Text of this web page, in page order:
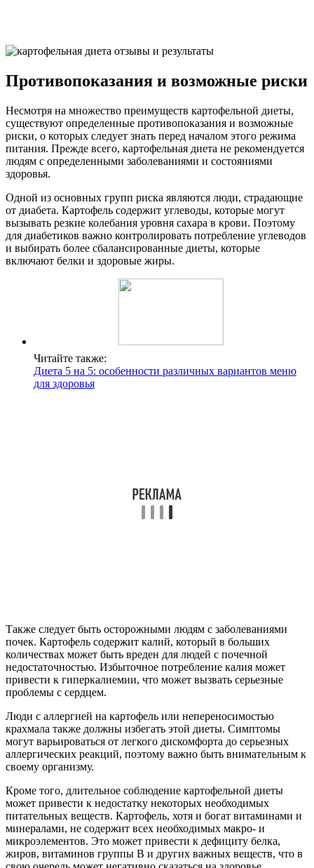
Противопоказания и возможные риски
Несмотря на множество преимуществ картофельной диеты,
существуют определенные противопоказания и возможные
риски, о которых следует знать перед началом этого режима
питания. Прежде всего, картофельная диета не рекомендуется
людям с определенными заболеваниями и состояниями
здоровья.
Одной из основных групп риска являются люди, страдающие
от диабета. Картофель содержит углеводы, которые могут
вызывать резкие колебания уровня сахара в крови. Поэтому
для диабетиков важно контролировать потребление углеводов
и выбирать более сбалансированные диеты, которые
включают белки и здоровые жиры.
Читайте также:
Диета 5 на 5: особенности различных вариантов меню
для здоровья
Также следует быть осторожными людям с заболеваниями
почек. Картофель содержит калий, который в больших
количествах может быть вреден для людей с почечной
недостаточностью. Избыточное потребление калия может
привести к гиперкалиемии, что может вызвать серьезные
проблемы с сердцем.
Люди с аллергией на картофель или непереносимостью
крахмала также должны избегать этой диеты. Симптомы
могут варьироваться от легкого дискомфорта до серьезных
аллергических реакций, поэтому важно быть внимательным к
своему организму.
Кроме того, длительное соблюдение картофельной диеты
может привести к недостатку некоторых необходимых
питательных веществ. Картофель, хотя и богат витаминами и
минералами, не содержит всех необходимых макро- и
микроэлементов. Это может привести к дефициту белка,
жиров, витаминов группы B и других важных веществ, что в